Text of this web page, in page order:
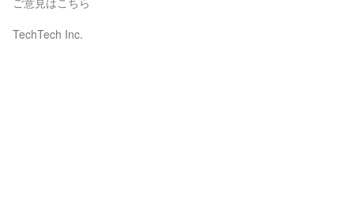
TechTech Inc.